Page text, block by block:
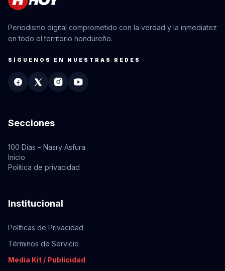
Periodismo digital comprometido con la verdad y la inmediatez
en todo el territorio hondureño.
SÍGUENOS EN NUESTRAS REDES
Secciones
100 Días – Nasry Asfura
Inicio
Política de privacidad
Institucional
Políticas de Privacidad
Términos de Servicio
Media Kit / Publicidad